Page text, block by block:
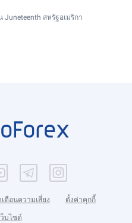
Juneteenth สหรัฐอเมริกา
เตือนความเสี่ยง ตั้งค่าคุกกี้
บไซต์